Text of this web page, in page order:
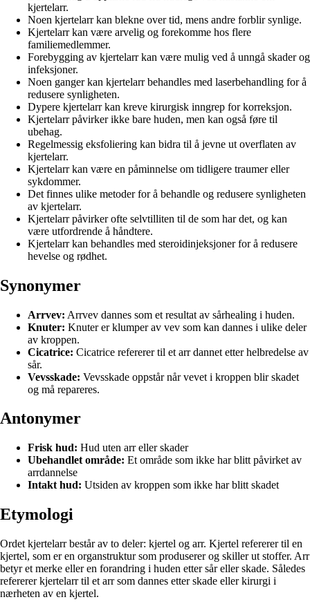
kjertelarr.
Noen kjertelarr kan blekne over tid, mens andre forblir synlige.
Kjertelarr kan være arvelig og forekomme hos flere
familiemedlemmer.
Forebygging av kjertelarr kan være mulig ved å unngå skader og
infeksjoner.
Noen ganger kan kjertelarr behandles med laserbehandling for å
redusere synligheten.
Dypere kjertelarr kan kreve kirurgisk inngrep for korreksjon.
Kjertelarr påvirker ikke bare huden, men kan også føre til
ubehag.
Regelmessig eksfoliering kan bidra til å jevne ut overflaten av
kjertelarr.
Kjertelarr kan være en påminnelse om tidligere traumer eller
sykdommer.
Det finnes ulike metoder for å behandle og redusere synligheten
av kjertelarr.
Kjertelarr påvirker ofte selvtilliten til de som har det, og kan
være utfordrende å håndtere.
Kjertelarr kan behandles med steroidinjeksjoner for å redusere
hevelse og rødhet.
Synonymer
Arrvev: Arrvev dannes som et resultat av sårhealing i huden.
Knuter: Knuter er klumper av vev som kan dannes i ulike deler
av kroppen.
Cicatrice: Cicatrice refererer til et arr dannet etter helbredelse av
sår.
Vevsskade: Vevsskade oppstår når vevet i kroppen blir skadet
og må repareres.
Antonymer
Frisk hud: Hud uten arr eller skader
Ubehandlet område: Et område som ikke har blitt påvirket av
arrdannelse
Intakt hud: Utsiden av kroppen som ikke har blitt skadet
Etymologi
Ordet kjertelarr består av to deler: kjertel og arr. Kjertel refererer til en
kjertel, som er en organstruktur som produserer og skiller ut stoffer. Arr
betyr et merke eller en forandring i huden etter sår eller skade. Således
refererer kjertelarr til et arr som dannes etter skade eller kirurgi i
nærheten av en kjertel.